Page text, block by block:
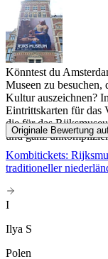
Könntest du
Museen zu besuchen,
Kultur auszeichnen?
Eintrittskarten für das
die für das
und ganz
Originale Bewertung
Kombitickets:
traditioneller
I
Ilya S
Polen